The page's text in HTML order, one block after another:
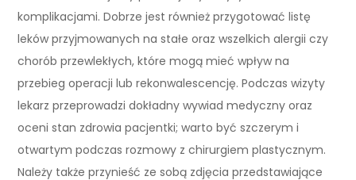
komplikacjami. Dobrze jest również przygotować listę
leków przyjmowanych na stałe oraz wszelkich alergii czy
chorób przewlekłych, które mogą mieć wpływ na
przebieg operacji lub rekonwalescencję. Podczas wizyty
lekarz przeprowadzi dokładny wywiad medyczny oraz
oceni stan zdrowia pacjentki; warto być szczerym i
otwartym podczas rozmowy z chirurgiem plastycznym.
Należy także przynieść ze sobą zdjęcia przedstawiające